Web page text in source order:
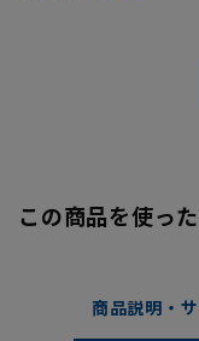
この商品を使っ
商品説明・